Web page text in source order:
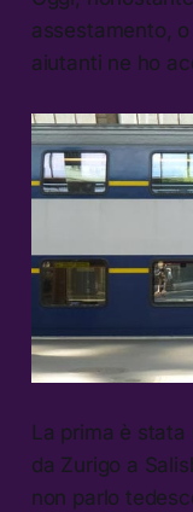
assestamento,
aiutanti ne ho
La prima è
da Zurigo a
non parlo